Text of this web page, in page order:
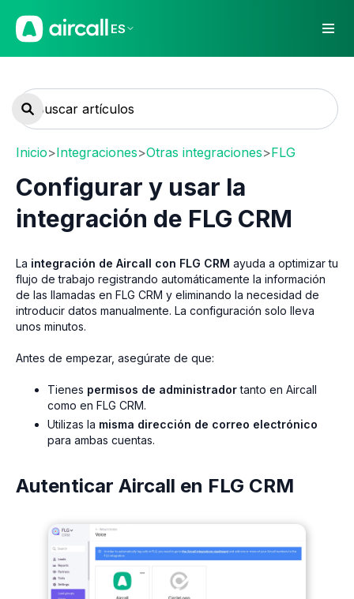
ES
Inicio>Integraciones>Otras integraciones>FLG
Configurar y usar la
integración de FLG CRM
La integración de Aircall con FLG CRM ayuda a optimizar tu
flujo de trabajo registrando automáticamente la información
de las llamadas en FLG CRM y eliminando la necesidad de
introducir datos manualmente. La configuración solo lleva
unos minutos.
Antes de empezar, asegúrate de que:
Tienes permisos de administradortanto en Aircall
como en FLG CRM.
Utilizas la misma dirección de correo electrónico
para ambas cuentas.
Autenticar Aircall en FLG CRM